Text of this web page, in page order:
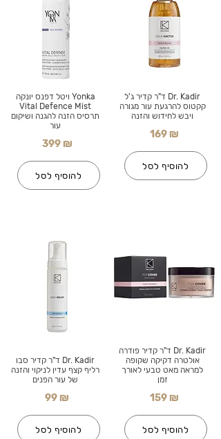
Yonka ויטל דפנס יונקה
Vital Defence Mist
תרסיס הזנה להגנה ושיקום
עור
399 ₪
להוסיף לסל
Dr. Kadir ד"ר קדיר סבו
רליף קצף עדין לניקוי והזנה
של עור הפנים
99 ₪
להוסיף לסל
Dr. Kadir ד"ר קדיר ג'ל
קקטוס להרגעת עור מגורה
ויבש לחידוש והזנה
169 ₪
להוסיף לסל
Dr. Kadir ד"ר קדיר פודרה
אולטרה דקיקה שקופה
למראה מאט טבעי לאורך
זמן
159 ₪
להוסיף לסל